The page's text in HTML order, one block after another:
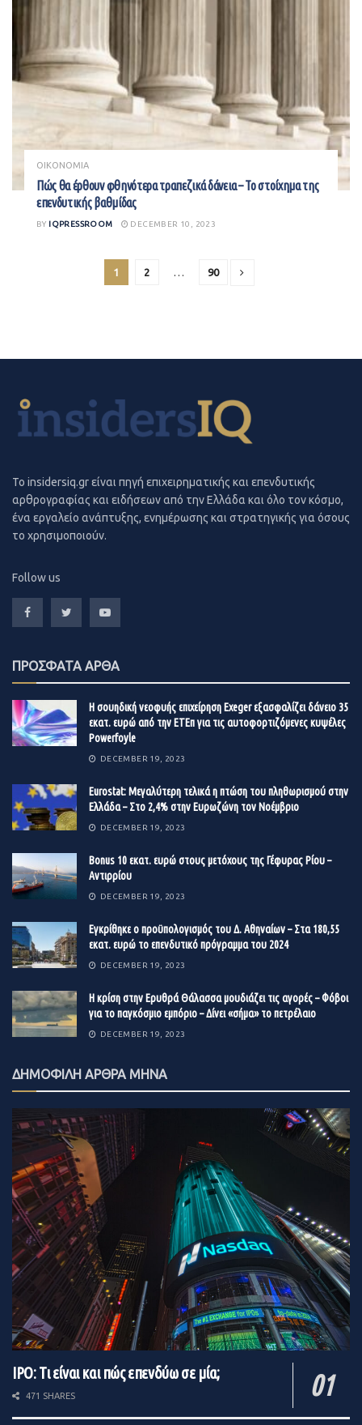
ΟΙΚΟΝΟΜΙΑ
Πώς θα έρθουν φθηνότερα τραπεζικά δάνεια – Το στοίχημα της
επενδυτικής βαθμίδας
BY IQPRESSROOM DECEMBER 10, 2023
1 2 90
To insidersiq.gr είναι πηγή επιχειρηματικής και επενδυτικής
αρθρογραφίας και ειδήσεων από την Ελλάδα και όλο τον κόσμο,
ένα εργαλείο ανάπτυξης, ενημέρωσης και στρατηγικής για όσους
το χρησιμοποιούν.
Follow us
ΠΡΟΣΦΑΤΑ ΑΡΘΑ
Η σουηδική νεοφυής επιχείρηση Exeger εξασφαλίζει δάνειο 35
εκατ. ευρώ από την ΕΤΕπ για τις αυτοφορτιζόμενες κυψέλες
Powerfoyle
DECEMBER 19, 2023
Eurostat: Μεγαλύτερη τελικά η πτώση του πληθωρισμού στην
Ελλάδα – Στο 2,4% στην Ευρωζώνη τον Νοέμβριο
DECEMBER 19, 2023
Βonus 10 εκατ. ευρώ στους μετόχους της Γέφυρας Ρίου –
Αντιρρίου
DECEMBER 19, 2023
Εγκρίθηκε ο προϋπολογισμός του Δ. Αθηναίων – Στα 180,55
εκατ. ευρώ το επενδυτικό πρόγραμμα του 2024
DECEMBER 19, 2023
Η κρίση στην Ερυθρά Θάλασσα μουδιάζει τις αγορές – Φόβοι
για το παγκόσμιο εμπόριο – Δίνει «σήμα» το πετρέλαιο
DECEMBER 19, 2023
ΔΗΜΟΦΙΛΗ ΑΡΘΡΑ ΜΗΝΑ
IPO: Τι είναι και πώς επενδύω σε μία;
471 SHARES